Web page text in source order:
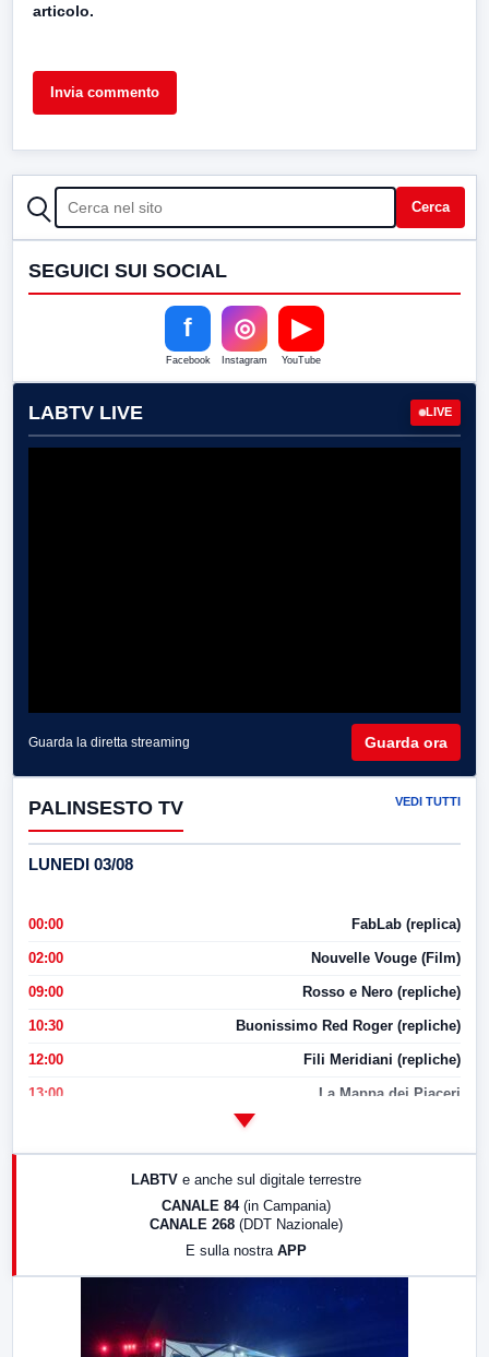
articolo.
CERCA Cerca
SEGUICI SUI SOCIAL
f
Facebook
◎
Instagram
▶
YouTube
LABTV LIVE LIVE
Guarda la diretta streaming Guarda ora
PALINSESTO TV VEDI TUTTI
LUNEDI 03/08
00:00 FabLab (replica)
02:00 Nouvelle Vouge (Film)
09:00 Rosso e Nero (repliche)
10:30 Buonissimo Red Roger (repliche)
12:00 Fili Meridiani (repliche)
13:00 La Mappa dei Piaceri
17:00 LabNews (replica)
LABTV e anche sul digitale terrestre
CANALE 84 (in Campania)
CANALE 268 (DDT Nazionale)
E sulla nostra APP